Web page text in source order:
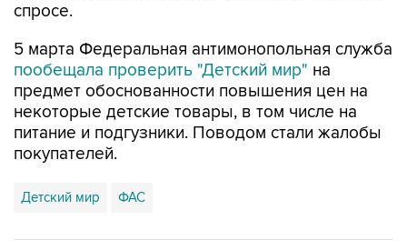
5 марта Федеральная антимонопольная служба
предмет обоснованности повышения цен на
некоторые детские товары, в том числе на
питание и подгузники. Поводом стали жалобы
покупателей.
Детский мир